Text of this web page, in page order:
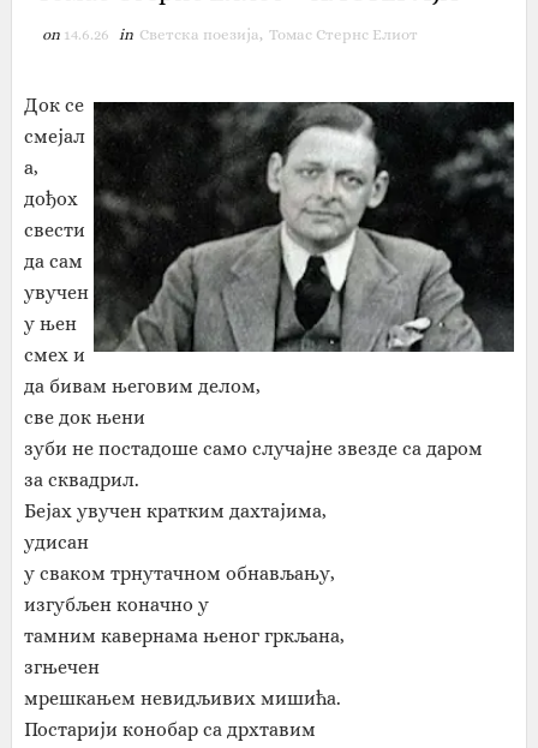
on 14.6.26 in Светска поезија, Томас Стернс Елиот
Док се
смејал
а,
дођох
свести
да сам
увучен
у њен
смех и
да бивам његовим делом,
све док њени
зуби не постадоше само случајне звезде са даром
за сквадрил.
Бејах увучен кратким дахтајима,
удисан
у сваком трнутачном обнављању,
изгубљен коначно у
тамним кавернама њеног гркљана,
згњечен
мрешкањем невидљивих мишића.
Постарији конобар са дрхтавим